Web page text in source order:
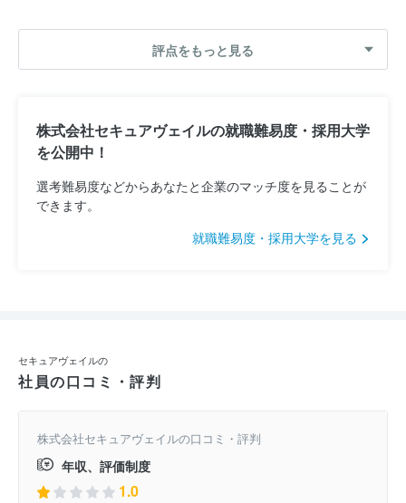
評点をもっと見る
株式会社セキュアヴェイルの就職難易度・採用大学
を公開中！
選考難易度などからあなたと企業のマッチ度を見ることが
できます。
就職難易度・採用大学を見る
セキュアヴェイルの
社員の口コミ・評判
株式会社セキュアヴェイルの口コミ・評判
年収、評価制度
1.0